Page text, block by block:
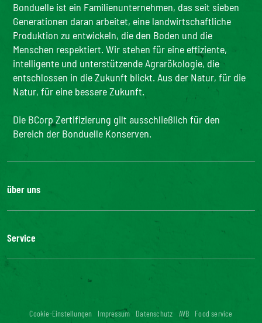
Bonduelle ist ein Familienunternehmen, das seit sieben
Generationen daran arbeitet, eine landwirtschaftliche
Produktion zu entwickeln, die den Boden und die
Menschen respektiert. Wir stehen für eine effiziente,
intelligente und unterstützende Agrarökologie, die
entschlossen in die Zukunft blickt. Aus der Natur, für die
Natur, für eine bessere Zukunft.
Die BCorp Zertifizierung gilt ausschließlich für den
Bereich der Bonduelle Konserven.
über uns
Karriere
Unser Engagement
Unsere Innovationen
Service
FAQ
Cookie-Einstellungen Impressum Datenschutz AVB Food service